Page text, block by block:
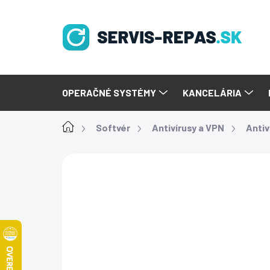
OPERAČNÉ SYSTÉMY KANCELÁRIA
DomovSoftvér Antivírusy a VPN